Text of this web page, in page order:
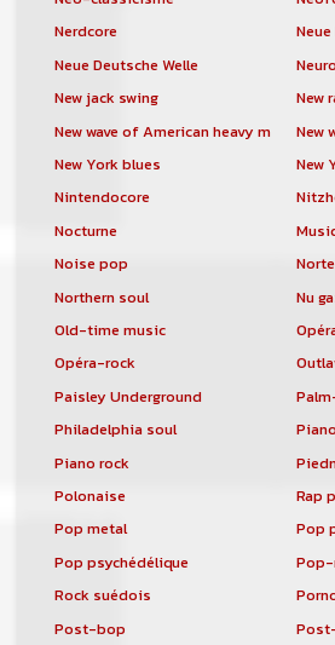
Nerdcore
Neue Deutsche Welle
New jack swing
New
New wave of American heavy metalNew
New York blues
New
Nintendocore
Nocturne
Noise pop
Northern soul
Nu
Old-time music
Opéra-rock
Paisley Underground
Philadelphia soul
Piano rock
Polonaise
Rap
Pop metal
Pop
Pop psychédélique
Rock suédois
Post-bop